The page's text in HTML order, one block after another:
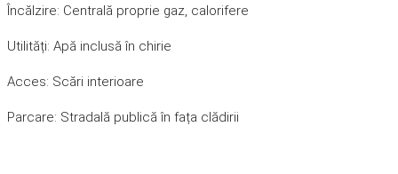
Încălzire: Centrală proprie gaz, calorifere
Utilități: Apă inclusă în chirie
Acces: Scări interioare
Parcare: Stradală publică în fața clădirii